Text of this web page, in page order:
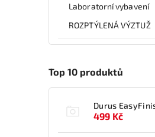
Laboratorní vybavení
ROZPTÝLENÁ VÝZTUŽ
Top 10 produktů
Durus
499 Kč